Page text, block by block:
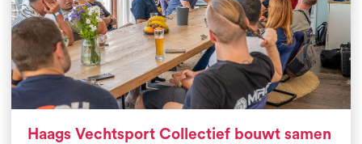
Haags Vechtsport Collectief bouwt samen